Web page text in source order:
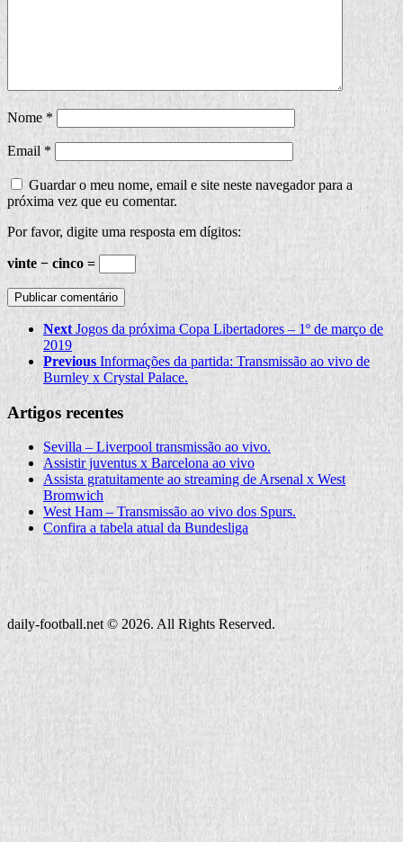
Nome *
Email *
Guardar o meu nome, email e site neste navegador para a
próxima vez que eu comentar.
Por favor, digite uma resposta em dígitos:
vinte − cinco =
Next Jogos da próxima Copa Libertadores – 1º de março de
2019
Previous Informações da partida: Transmissão ao vivo de
Burnley x Crystal Palace.
Artigos recentes
Sevilla – Liverpool transmissão ao vivo.
Assistir juventus x Barcelona ao vivo
Assista gratuitamente ao streaming de Arsenal x West
Bromwich
West Ham – Transmissão ao vivo dos Spurs.
Confira a tabela atual da Bundesliga
daily-football.net © 2026. All Rights Reserved.